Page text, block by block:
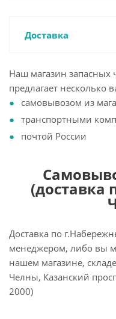
Доставка
Наш магазин запасных
предлагает несколько
самовывозом из
транспортными
почтой России
(доставка
Доставка по
менеджером, либо вы
нашем магазине,
Челны, Казанский
2000)